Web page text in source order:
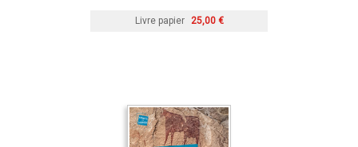
Livre papier 25,00 €